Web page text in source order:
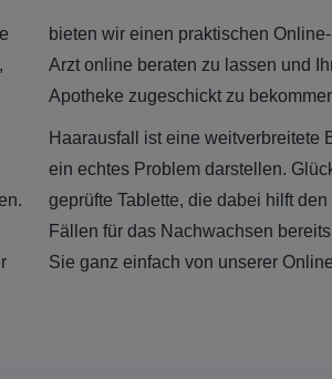
bieten wir einen praktischen
Arzt online beraten zu lassen und
Apotheke zugeschickt zu
Haarausfall ist eine weitverbreitete
ein echtes Problem darstellen.
geprüfte Tablette, die dabei hilft
Fällen für das Nachwachsen
Sie ganz einfach von unserer